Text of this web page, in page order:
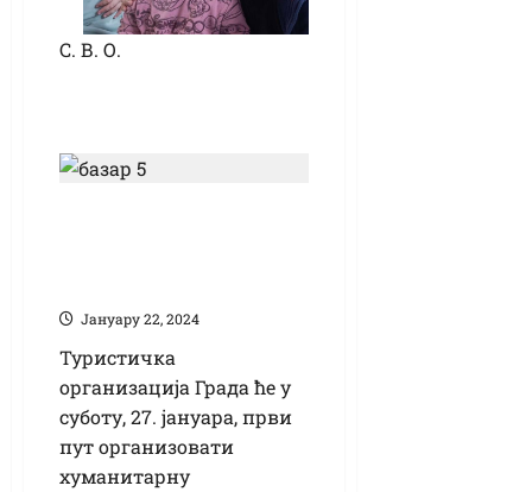
С. В. О.
Јануарy 22, 2024
Туристичка
организација Града ће у
суботу, 27. јануара, први
пут организовати
хуманитарну